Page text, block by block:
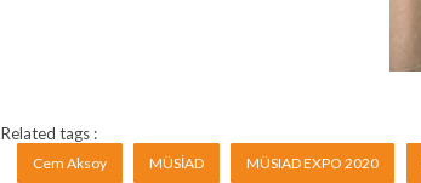
Related tags :
Cem Aksoy MÜSİAD MÜSIAD EXPO 2020